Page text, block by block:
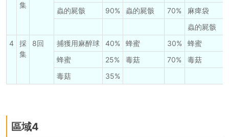
集
蟲的屍骸 90% 蟲的屍骸 70%
麻痺袋
蟲的屍骸
4
採
集
8回 捕獲用麻醉球 40% 蜂蜜 30%
蜂蜜
蜂蜜
25% 毒菇 70%
毒菇
毒菇
35%
區域4